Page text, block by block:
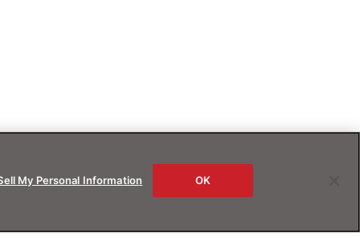
My Personal Information OK